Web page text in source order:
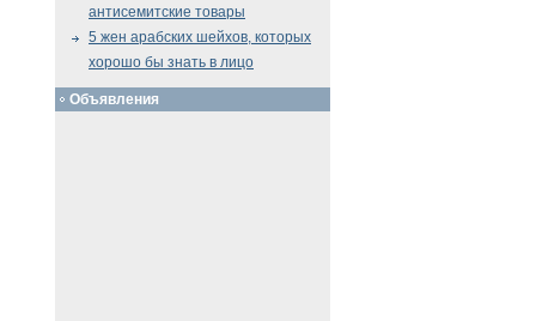
антисемитские товары
5 жен арабских шейхов, которых
хорошо бы знать в лицо
Объявления